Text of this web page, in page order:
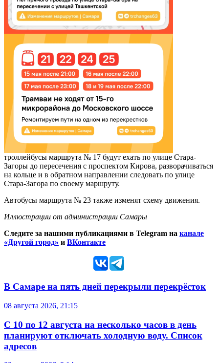
троллейбусы маршрута № 17 будут ехать по улице Стара-
Загоры до пересечения с проспектом Кирова, разворачиваться
на кольце и в обратном направлении следовать по улице
Стара-Загора по своему маршруту.
Автобусы маршрута № 23 также изменят схему движения.
Иллюстрации от администрации Самары
Следите за нашими публикациями в Telegram на канале
«Другой город» и ВКонтакте
В Самаре на пять дней перекрыли перекрёсток
08 августа 2026, 21:15
С 10 по 12 августа на несколько часов в день
планируют отключать холодную воду. Список
адресов